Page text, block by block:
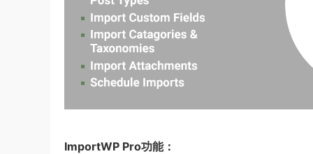
ImportWP Pro功能：